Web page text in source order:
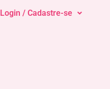
Login / Cadastre-se